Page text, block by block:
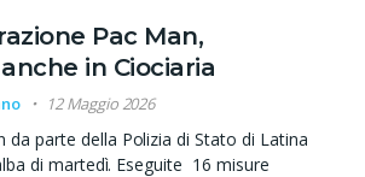
Pac Man,
in Ciociaria
12 Maggio 2026
da parte della Polizia di Stato di Latina
di martedì. Eseguite 16 misure